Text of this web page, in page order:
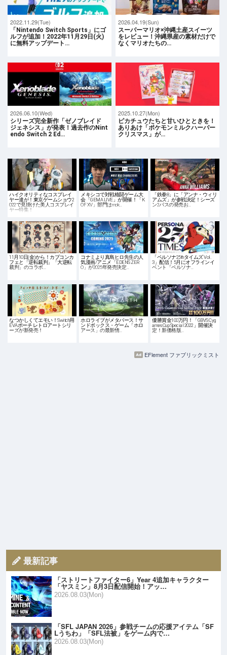
2022.11.29(Tue)
「Nintendo Switch Sports」にゴ
ルフが追加！2022年11月29日(火)
に無料アップデート…
2026.04.19(Sun)
スーパーマリオ×沖縄土産スイーツ
をレビュー！沖縄県産の素材だけで
なくマリオたちの…
2026.06.10(Wed)
シリーズ完全新作「ゼノブレイド
ジェネシス」が発表！過去作のNint
endo Switch 2 Ed…
2025.10.27(Mon)
ピカチュウたちと甘いひとときを！
ありあけ「ポケモンミルクハーバー
クリスマス」が…
ハイクオリティなコスプレイ
ヤー達が！東京ゲームショウ2
022で見掛けた美人コスプレイ
ヤー特集！
メキシコで対戦格闘ゲーム大
会「GEMA LIVE」が開催！「K
OF XV」部門はmok…
「鉄拳8」に「アンナ・ウィリ
アムズ」が参戦決定！シーズ
ン2パスの発売お…
11月10日(金)から！カプコンカ
フェと「逆転裁判」「大逆転
裁判」のコラボ…
コナミより真島ヒロ先生の人
気漫画/アニメ「EDENS ZER
O」が2025年発売決定…
「ペルソナ25thタイムズ Vol.
3」配信！5月にオフラインイ
ベント「ペルソナ…
なつかしくてエモい！Switch用
EVAポーチ レトロアートシリ
ーズが新発売！
ホロライブがメタバース！サ
ンドボックス・ゲーム「ホロ
アース」の最新情…
優勝賞金100万円！「GBVS Cyg
ames Cup Special 2022」開催決
定！新価格版…
EFlement ファブリックミスト
最新記事
「ストリートファイター6」Year 4追加キャラクター
「ヤスミン」8月3日配信開始！アッ…
2026.08.03(Mon)
「SFL JAPAN 2026」参戦チームの応援アイテム「SF
Lうちわ」「SFL法被」をゲーム内で…
2026.08.03(Mon)